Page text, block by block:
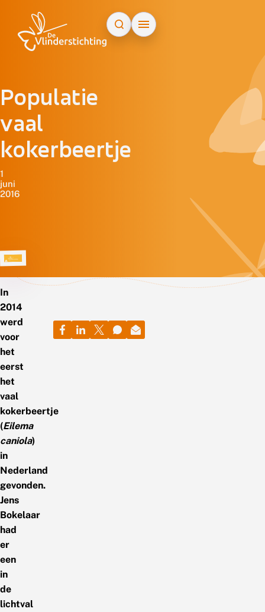
Populatie
vaal
kokerbeertje
1
juni
2016
In
2014
werd
voor
het
eerst
het
vaal
kokerbeertje
(Eilema
caniola)
in
Nederland
gevonden.
Jens
Bokelaar
had
er
een
in
de
lichtval